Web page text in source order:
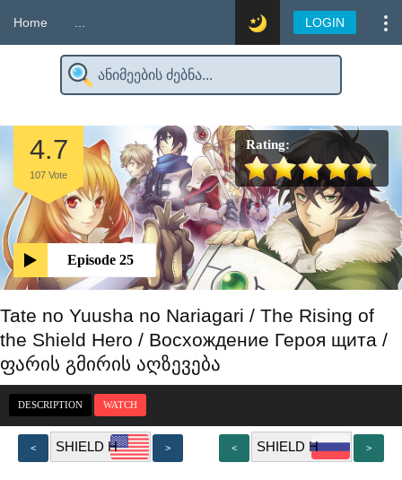
Home LOGIN
Episode 25
4.7
107 Vote
Rating:
Tate no Yuusha no Nariagari / The Rising of
the Shield Hero / Восхождение Героя щита /
ფარის გმირის აღზევება
DESCRIPTION WATCH
< > < >